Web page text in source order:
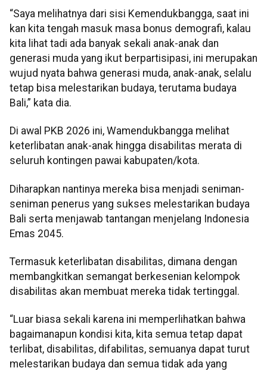
“Saya melihatnya dari sisi Kemendukbangga, saat ini
kan kita tengah masuk masa bonus demografi, kalau
kita lihat tadi ada banyak sekali anak-anak dan
generasi muda yang ikut berpartisipasi, ini merupakan
wujud nyata bahwa generasi muda, anak-anak, selalu
tetap bisa melestarikan budaya, terutama budaya
Bali,” kata dia.
Di awal PKB 2026 ini, Wamendukbangga melihat
keterlibatan anak-anak hingga disabilitas merata di
seluruh kontingen pawai kabupaten/kota.
Diharapkan nantinya mereka bisa menjadi seniman-
seniman penerus yang sukses melestarikan budaya
Bali serta menjawab tantangan menjelang Indonesia
Emas 2045.
Termasuk keterlibatan disabilitas, dimana dengan
membangkitkan semangat berkesenian kelompok
disabilitas akan membuat mereka tidak tertinggal.
“Luar biasa sekali karena ini memperlihatkan bahwa
bagaimanapun kondisi kita, kita semua tetap dapat
terlibat, disabilitas, difabilitas, semuanya dapat turut
melestarikan budaya dan semua tidak ada yang